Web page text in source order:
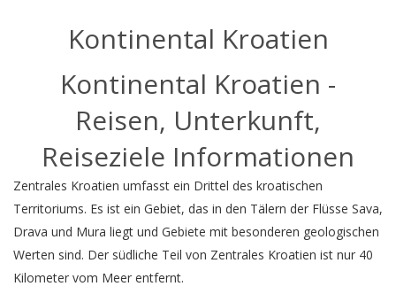
Kontinental Kroatien
Kontinental Kroatien -
Reisen, Unterkunft,
Reiseziele Informationen
Zentrales Kroatien umfasst ein Drittel des kroatischen
Territoriums. Es ist ein Gebiet, das in den Tälern der Flüsse Sava,
Drava und Mura liegt und Gebiete mit besonderen geologischen
Werten sind. Der südliche Teil von Zentrales Kroatien ist nur 40
Kilometer vom Meer entfernt.